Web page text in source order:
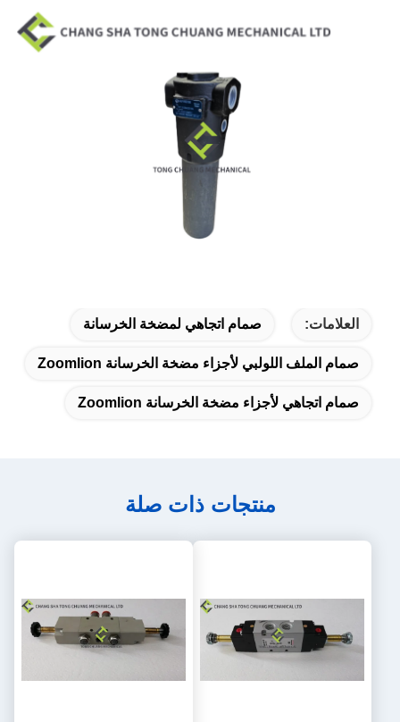
العلامات: صمام اتجاهي لمضخة الخرسانة
صمام الملف اللولبي لأجزاء مضخة الخرسانة Zoomlion
صمام اتجاهي لأجزاء مضخة الخرسانة Zoomlion
منتجات ذات صلة